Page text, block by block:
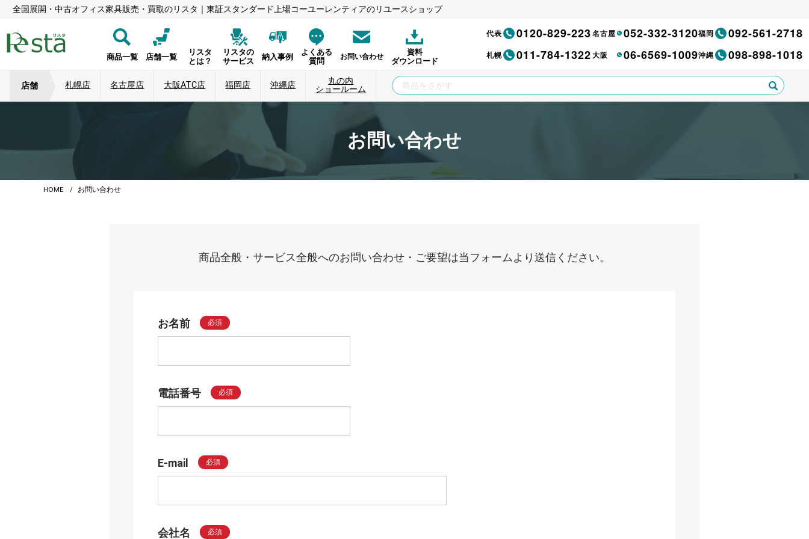
全国展開・中古オフィス家具販売・買取のリスタ｜東証スタンダード上場コーユーレンティアのリユースショップ
商品一覧 店舗一覧
リスタ
とは？
リスタの
サービス
納入事例
よくある
質問
お問い合わせ
資料
ダウンロード
代表 0120-829-223名古屋 052-332-3120福岡 092-561-2718
札幌 011-784-1322大阪 06-6569-1009沖縄 098-898-1018
店舗 札幌店 名古屋店 大阪ATC店 福岡店 沖縄店
丸の内
ショールーム
お問い合わせ
HOME お問い合わせ
商品全般・サービス全般へのお問い合わせ・ご要望は当フォームより送信ください。
お名前 必須
電話番号 必須
E-mail 必須
会社名 必須